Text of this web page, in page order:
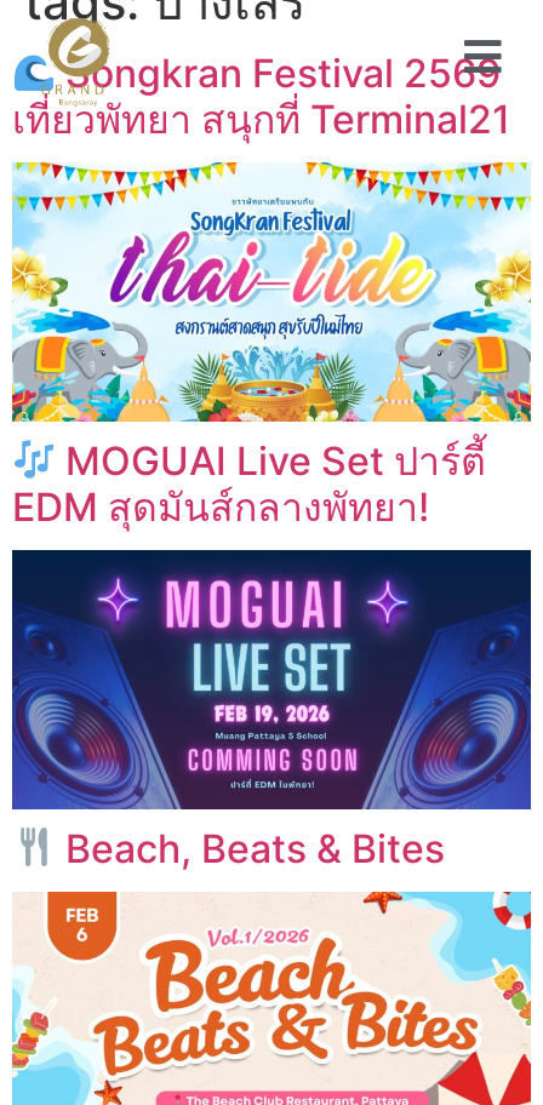
Songkran Festival 2569
เที่ยวพัทยา สนุกที่ Terminal21
MOGUAI Live Set ปาร์ตี้
EDM สุดมันส์กลางพัทยา!
Beach, Beats & Bites